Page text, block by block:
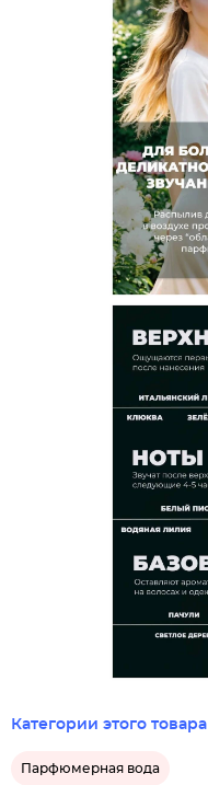
Категории этого товара
Парфюмерная вода